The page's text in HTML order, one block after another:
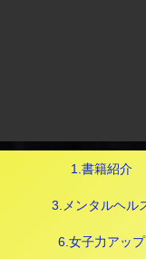
1.書籍紹介
3.メンタルヘル
6.女子力アップ